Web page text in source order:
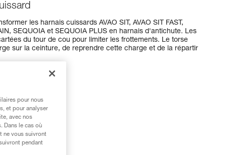
les harnais cuissards AVAO SIT, AVAO SIT FAST,
SEQUOIA et SEQUOIA PLUS en harnais d'antichute. Les
du tour de cou pour limiter les frottements. Le torse
sur la ceinture, de reprendre cette charge et de la répartir
pour nous
et pour analyser
avec nos
Dans le cas où
ne vous suivront
pendant